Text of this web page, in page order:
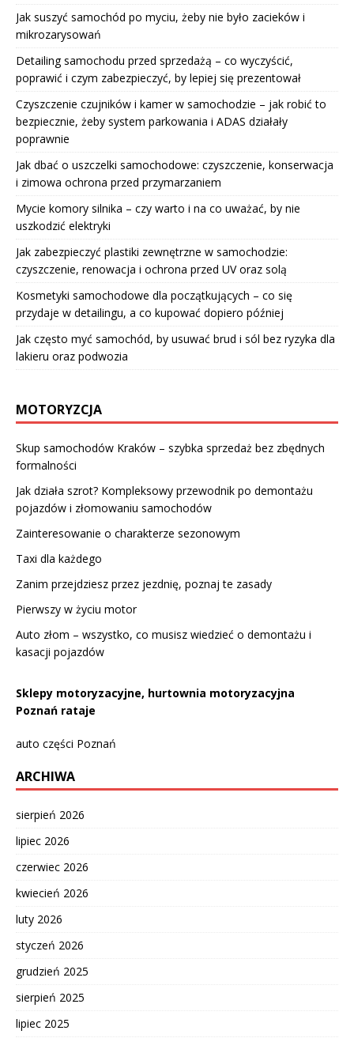
Jak suszyć samochód po myciu, żeby nie było zacieków i
mikrozarysowań
Detailing samochodu przed sprzedażą – co wyczyścić,
poprawić i czym zabezpieczyć, by lepiej się prezentował
Czyszczenie czujników i kamer w samochodzie – jak robić to
bezpiecznie, żeby system parkowania i ADAS działały
poprawnie
Jak dbać o uszczelki samochodowe: czyszczenie, konserwacja
i zimowa ochrona przed przymarzaniem
Mycie komory silnika – czy warto i na co uważać, by nie
uszkodzić elektryki
Jak zabezpieczyć plastiki zewnętrzne w samochodzie:
czyszczenie, renowacja i ochrona przed UV oraz solą
Kosmetyki samochodowe dla początkujących – co się
przydaje w detailingu, a co kupować dopiero później
Jak często myć samochód, by usuwać brud i sól bez ryzyka dla
lakieru oraz podwozia
MOTORYZCJA
Skup samochodów Kraków – szybka sprzedaż bez zbędnych
formalności
Jak działa szrot? Kompleksowy przewodnik po demontażu
pojazdów i złomowaniu samochodów
Zainteresowanie o charakterze sezonowym
Taxi dla każdego
Zanim przejdziesz przez jezdnię, poznaj te zasady
Pierwszy w życiu motor
Auto złom – wszystko, co musisz wiedzieć o demontażu i
kasacji pojazdów
Sklepy motoryzacyjne, hurtownia motoryzacyjna
Poznań rataje
auto części Poznań
ARCHIWA
sierpień 2026
lipiec 2026
czerwiec 2026
kwiecień 2026
luty 2026
styczeń 2026
grudzień 2025
sierpień 2025
lipiec 2025